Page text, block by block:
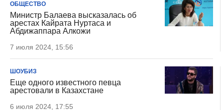
ОБЩЕСТВО
Министр Балаева высказалась об
арестах Кайрата Нуртаса и
Абдижаппара Алкожи
7 июля 2024, 15:56
ШОУБИЗ
Еще одного известного певца
арестовали в Казахстане
6 июля 2024, 17:55